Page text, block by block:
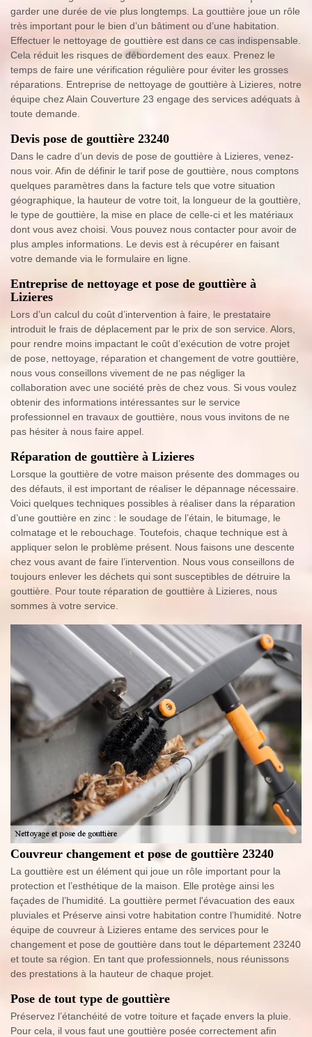
garder une durée de vie plus longtemps. La gouttière joue un rôle
très important pour le bien d’un bâtiment ou d’une habitation.
Effectuer le nettoyage de gouttière est dans ce cas indispensable.
Cela réduit les risques de débordement des eaux. Prenez le
temps de faire une vérification régulière pour éviter les grosses
réparations. Entreprise de nettoyage de gouttière à Lizieres, notre
équipe chez Alain Couverture 23 engage des services adéquats à
toute demande.
Devis pose de gouttière 23240
Dans le cadre d’un devis de pose de gouttière à Lizieres, venez-
nous voir. Afin de définir le tarif pose de gouttière, nous comptons
quelques paramètres dans la facture tels que votre situation
géographique, la hauteur de votre toit, la longueur de la gouttière,
le type de gouttière, la mise en place de celle-ci et les matériaux
dont vous avez choisi. Vous pouvez nous contacter pour avoir de
plus amples informations. Le devis est à récupérer en faisant
votre demande via le formulaire en ligne.
Entreprise de nettoyage et pose de gouttière à
Lizieres
Lors d’un calcul du coût d’intervention à faire, le prestataire
introduit le frais de déplacement par le prix de son service. Alors,
pour rendre moins impactant le coût d’exécution de votre projet
de pose, nettoyage, réparation et changement de votre gouttière,
nous vous conseillons vivement de ne pas négliger la
collaboration avec une société près de chez vous. Si vous voulez
obtenir des informations intéressantes sur le service
professionnel en travaux de gouttière, nous vous invitons de ne
pas hésiter à nous faire appel.
Réparation de gouttière à Lizieres
Lorsque la gouttière de votre maison présente des dommages ou
des défauts, il est important de réaliser le dépannage nécessaire.
Voici quelques techniques possibles à réaliser dans la réparation
d’une gouttière en zinc : le soudage de l’étain, le bitumage, le
colmatage et le rebouchage. Toutefois, chaque technique est à
appliquer selon le problème présent. Nous faisons une descente
chez vous avant de faire l’intervention. Nous vous conseillons de
toujours enlever les déchets qui sont susceptibles de détruire la
gouttière. Pour toute réparation de gouttière à Lizieres, nous
sommes à votre service.
Couvreur changement et pose de gouttière 23240
La gouttière est un élément qui joue un rôle important pour la
protection et l’esthétique de la maison. Elle protège ainsi les
façades de l’humidité. La gouttière permet l'évacuation des eaux
pluviales et Préserve ainsi votre habitation contre l’humidité. Notre
équipe de couvreur à Lizieres entame des services pour le
changement et pose de gouttière dans tout le département 23240
et toute sa région. En tant que professionnels, nous réunissons
des prestations à la hauteur de chaque projet.
Pose de tout type de gouttière
Préservez l’étanchéité de votre toiture et façade envers la pluie.
Pour cela, il vous faut une gouttière posée correctement afin